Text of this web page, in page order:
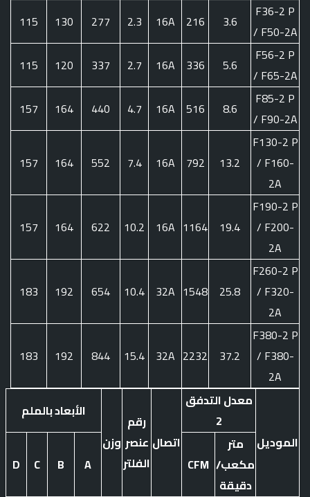
F36-2 P
/ F50-2A
3.6
216
16A
2.3
277
130
115
F56-2 P
/ F65-2A
5.6
336
16A
2.7
337
120
115
F85-2 P
/ F90-2A
8.6
516
16A
4.7
440
164
157
F130-2 P
/ F160-
2A
13.2
792
16A
7.4
552
164
157
F190-2 P
/ F200-
2A
19.4
1164
16A
10.2
622
164
157
F260-2 P
/ F320-
2A
25.8
1548
32A
10.4
654
192
183
F380-2 P
/ F380-
2A
37.2
2232
32A
15.4
844
192
183
الموديل
معدل التدفق
2
اتصال
رقم
عنصر
الفلتر
وزن
الأبعاد بالملم
متر
مكعب/
دقيقة
CFM
A
B
C
D